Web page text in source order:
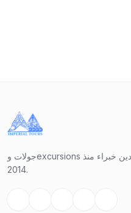
جولات وexcursions خاصة في جورجيا مع مرشدين خبراء منذ
2014.